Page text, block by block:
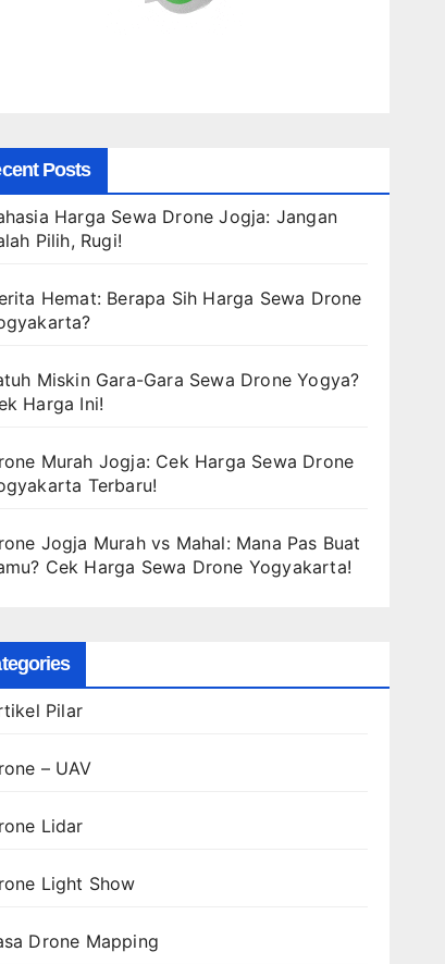
Posts
Harga Sewa Drone Jogja: Jangan
Pilih, Rugi!
Hemat: Berapa Sih Harga Sewa Drone
Miskin Gara-Gara Sewa Drone Yogya?
Harga Ini!
Murah Jogja: Cek Harga Sewa Drone
Terbaru!
Jogja Murah vs Mahal: Mana Pas Buat
Cek Harga Sewa Drone Yogyakarta!
Pilar
– UAV
Lidar
Light Show
Drone Mapping